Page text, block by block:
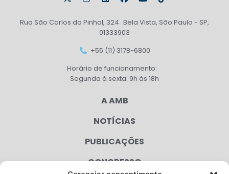
Rua São Carlos do Pinhal, 324 Bela Vista, São Paulo - SP,
01333903
+55 (11) 3178-6800
Horário de funcionamento:
Segunda à sexta: 9h às 18h
A AMB
NOTÍCIAS
PUBLICAÇÕES
CONGRESSO